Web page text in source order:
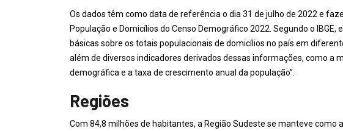
Os dados têm como data de referência o dia 31 de julho de 2022 e
População e Domicílios do Censo Demográfico 2022. Segundo o
básicas sobre os totais populacionais de domicílios no país em
além de diversos indicadores derivados dessas informações, como a
demográfica e a taxa de crescimento anual da população”.
Regiões
Com 84,8 milhões de habitantes, a Região Sudeste se manteve como